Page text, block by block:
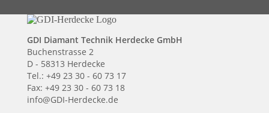
GDI Diamant Technik Herdecke GmbH
Buchenstrasse 2
D - 58313 Herdecke
Tel.: +49 23 30 - 60 73 17
Fax: +49 23 30 - 60 73 18
info@GDI-Herdecke.de